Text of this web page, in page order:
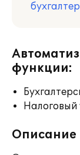
функции:
Налоговый
Описание